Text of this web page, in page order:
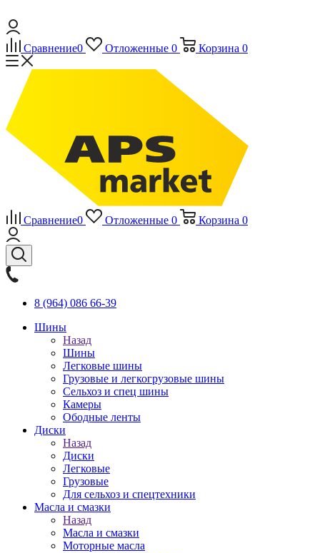
Сравнение0 Отложенные 0 Корзина 0
Сравнение0 Отложенные 0 Корзина 0
8 (964) 086 66-39
Шины
Назад
Шины
Легковые шины
Грузовые и легкогрузовые шины
Сельхоз и спец шины
Камеры
Ободные ленты
Диски
Назад
Диски
Легковые
Грузовые
Для сельхоз и спецтехники
Масла и смазки
Назад
Масла и смазки
Моторные масла